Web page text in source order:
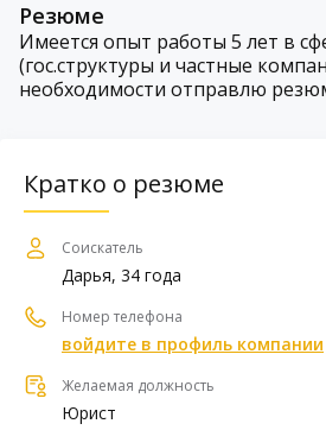
Резюме
Имеется опыт работы 5 лет в
(гос.структуры и частные
необходимости отправлю
Кратко о резюме
Соискатель
Дарья, 34 года
Номер телефона
войдите в профиль компании
Желаемая должность
Юрист